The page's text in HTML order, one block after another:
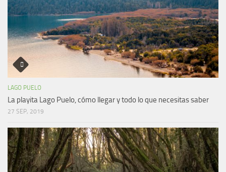
LAGO PUELO
La playita Lago Puelo, cómo llegar y todo lo que necesitas saber
27 SEP, 2019